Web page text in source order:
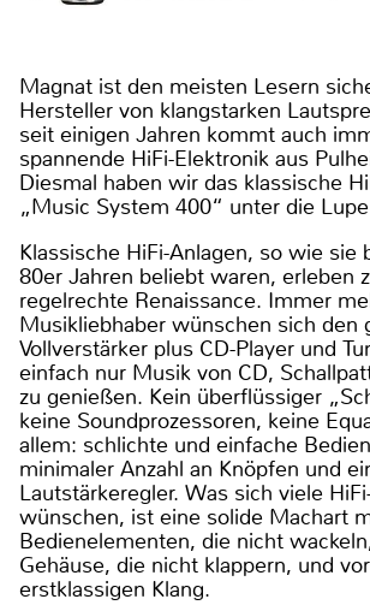
Magnat ist den meisten Lesern
Hersteller von klangstarken
seit einigen Jahren kommt auch
spannende HiFi-Elektronik aus
Diesmal haben wir das klassische
„Music System 400“ unter die
Klassische HiFi-Anlagen, so wie sie
80er Jahren beliebt waren, erleben
regelrechte Renaissance. Immer
Musikliebhaber wünschen sich den
Vollverstärker plus CD-Player und
einfach nur Musik von CD,
zu genießen. Kein überflüssiger
keine Soundprozessoren, keine
allem: schlichte und einfache
minimaler Anzahl an Knöpfen und
Lautstärkeregler. Was sich viele
wünschen, ist eine solide Machart
Bedienelementen, die nicht
Gehäuse, die nicht klappern, und
erstklassigen Klang.